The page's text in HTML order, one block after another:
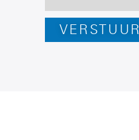
VERSTUUR